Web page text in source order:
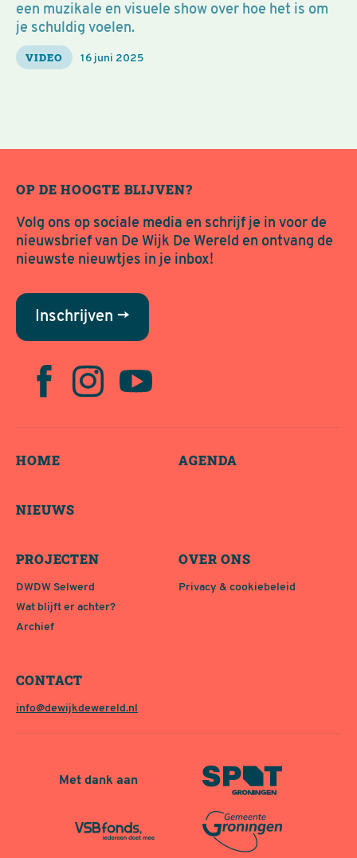
een muzikale en visuele show over hoe het is om
je schuldig voelen.
VIDEO 16 juni 2025
OP DE HOOGTE BLIJVEN?
Volg ons op sociale media en schrijf je in voor de
nieuwsbrief van De Wijk De Wereld en ontvang de
nieuwste nieuwtjes in je inbox!
Inschrijven →
HOME AGENDA
NIEUWS
PROJECTEN
DWDW Selwerd
Wat blijft er achter?
Archief
OVER ONS
Privacy & cookiebeleid
CONTACT
info@dewijkdewereld.nl
Met dank aan